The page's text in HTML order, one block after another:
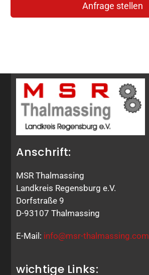
Anfrage stellen
Anschrift:
MSR Thalmassing
Landkreis Regensburg e.V.
Dorfstraße 9
D-93107 Thalmassing
E-Mail: info@msr-thalmassing.com
wichtige Links: